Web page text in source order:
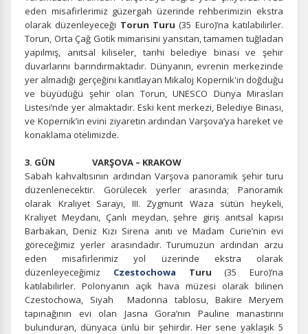
eden misafirlerimiz güzergah üzerinde rehberimizin ekstra
olarak düzenleyeceği Torun Turu (35 Euro)’na katılabilirler.
Torun, Orta Çağ Gotik mimarisini yansıtan, tamamen tuğladan
yapılmış, anıtsal kiliseler, tarihi belediye binası ve şehir
duvarlarını barındırmaktadır. Dünyanın, evrenin merkezinde
yer almadığı gerçeğini kanıtlayan Mikaloj Kopernik'in doğduğu
ve büyüdüğü şehir olan Torun, UNESCO Dünya Mirasları
Listesi’nde yer almaktadır. Eski kent merkezi, Belediye Binası,
ve Kopernik’in evini ziyaretin ardından Varşova’ya hareket ve
konaklama otelimizde.
3. GÜN VARŞOVA – KRAKOW
Sabah kahvaltısının ardından Varşova panoramik şehir turu
düzenlenecektir. Görülecek yerler arasında; Panoramik
olarak Kraliyet Sarayı, III. Zygmunt Waza sütün heykeli,
Kraliyet Meydanı, Çanlı meydan, şehre giriş anıtsal kapısı
Barbakan, Deniz Kızı Sirena anıtı ve Madam Curie’nin evi
göreceğimiz yerler arasındadır. Turumuzun ardından arzu
eden misafirlerimiz yol üzerinde ekstra olarak
düzenleyeceğimiz Czestochowa Turu (35 Euro)’na
katılabilirler. Polonyanın açık hava müzesi olarak bilinen
Czestochowa, Siyah Madonna tablosu, Bakire Meryem
tapınağının evi olan Jasna Gora’nın Pauline manastırını
bulunduran, dünyaca ünlü bir şehirdir. Her sene yaklaşık 5